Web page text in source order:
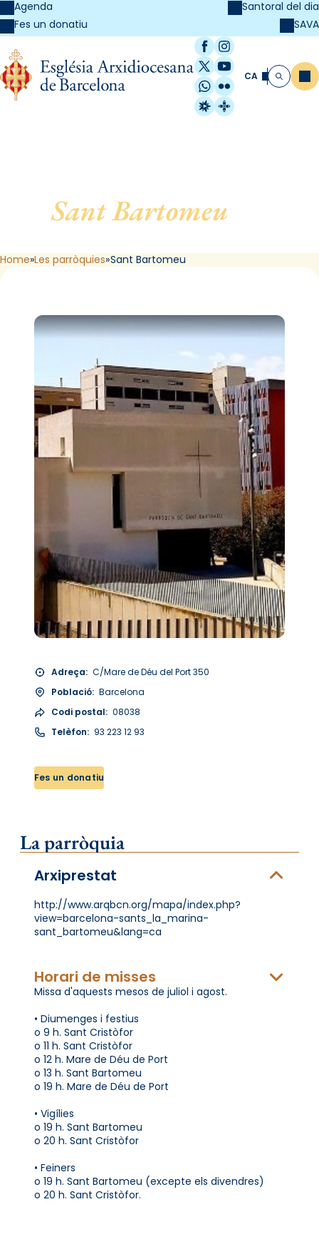
Agenda
Fes un donatiu
Santoral del dia
SAVA
Facebook
Instagram
X / Twitter
YouTube
WhatsApp
Flickr
Radio Estel
Catalunya
CA Cerca
Sant Bartomeu
Home Les parròquies Sant Bartomeu
Adreça: C/Mare de Déu del Port 350
Població: Barcelona
Codi postal: 08038
Telèfon: 93 223 12 93
Fes un donatiu
La parròquia
Arxiprestat
http://www.arqbcn.org/mapa/index.php?
view=barcelona-sants_la_marina-
sant_bartomeu&lang=ca
Horari de misses
Missa d'aquests mesos de juliol i agost.
• Diumenges i festius
o 9 h. Sant Cristòfor
o 11 h. Sant Cristòfor
o 12 h. Mare de Déu de Port
o 13 h. Sant Bartomeu
o 19 h. Mare de Déu de Port
• Vigílies
o 19 h. Sant Bartomeu
o 20 h. Sant Cristòfor
• Feiners
o 19 h. Sant Bartomeu (excepte els divendres)
o 20 h. Sant Cristòfor.